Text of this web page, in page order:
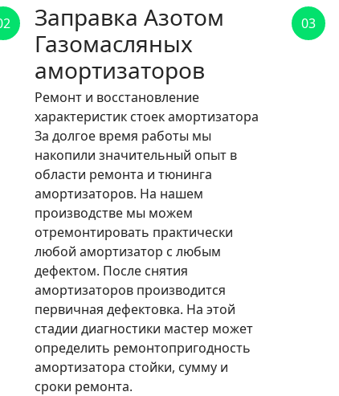
Заправка Азотом
Газомасляных
амортизаторов
Ремонт и восстановление
характеристик стоек амортизатора
За долгое время работы мы
накопили значительный опыт в
области ремонта и тюнинга
амортизаторов. На нашем
производстве мы можем
отремонтировать практически
любой амортизатор с любым
дефектом. После снятия
амортизаторов производится
первичная дефектовка. На этой
стадии диагностики мастер может
определить ремонтопригодность
амортизатора стойки, сумму и
сроки ремонта.
03